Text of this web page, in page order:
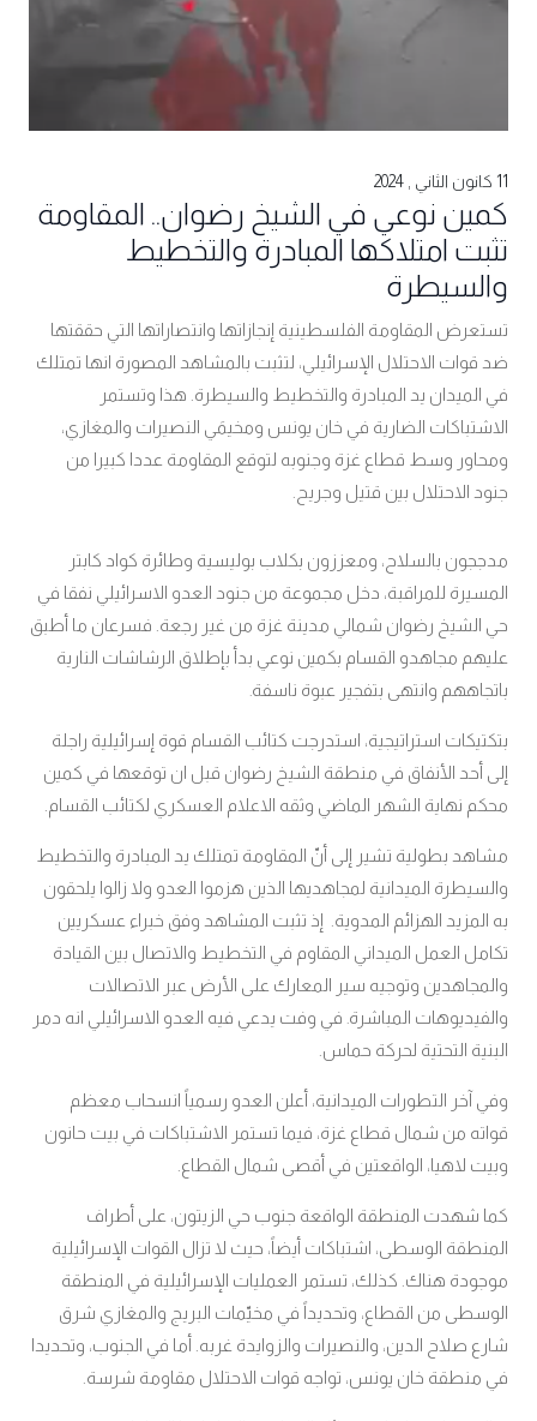
11 كانون الثاني , 2024
كمين نوعي في الشيخ رضوان.. المقاومة
تثبت امتلاكها المبادرة والتخطيط
والسيطرة
تستعرض المقاومة الفلسطينية إنجازاتها وانتصاراتها التي حققتها
ضد قوات الاحتلال الإسرائيلي، لتثبت بالمشاهد المصورة انها تمتلك
في الميدان يد المبادرة والتخطيط والسيطرة. هذا وتستمر
الاشتباكات الضارية في خان يونس ومخيمَي النصيرات والمغازي،
ومحاور وسط قطاع غزة وجنوبه لتوقع المقاومة عددا كبيرا من
جنود الاحتلال بين قتيل وجريح.
مدججون بالسلاح، ومعززون بكلاب بوليسية وطائرة كواد كابتر
المسيرة للمراقبة، دخل مجموعة من جنود العدو الاسرائيلي نفقا في
حي الشيخ رضوان شمالي مدينة غزة من غير رجعة. فسرعان ما أطبق
عليهم مجاهدو القسام بكمين نوعي بدأ بإطلاق الرشاشات النارية
باتجاههم وانتهى بتفجير عبوة ناسفة.
بتكتيكات استراتيجية، استدرجت كتائب القسام قوة إسرائيلية راجلة
إلى أحد الأنفاق في منطقة الشيخ رضوان قبل ان توقعها في كمين
محكم نهاية الشهر الماضي وثقه الاعلام العسكري لكتائب القسام.
مشاهد بطولية تشير إلى أنّ المقاومة تمتلك يد المبادرة والتخطيط
والسيطرة الميدانية لمجاهديها الذين هزموا العدو ولا زالوا يلحقون
به المزيد الهزائم المدوية. إذ تثبت المشاهد وفق خبراء عسكريين
تكامل العمل الميداني المقاوم في التخطيط والاتصال بين القيادة
والمجاهدين وتوجيه سير المعارك على الأرض عبر الاتصالات
والفيديوهات المباشرة. في وفت يدعي فيه العدو الاسرائيلي انه دمر
البنية التحتية لحركة حماس.
وفي آخر التطورات الميدانية، أعلن العدو رسمياً انسحاب معظم
قواته من شمال قطاع غزة، فيما تستمر الاشتباكات في بيت حانون
وبيت لاهيا، الواقعتين في أقصى شمال القطاع.
كما شهدت المنطقة الواقعة جنوب حي الزيتون، على أطراف
المنطقة الوسطى، اشتباكات أيضاً، حيث لا تزال القوات الإسرائيلية
موجودة هناك. كذلك، تستمر العمليات الإسرائيلية في المنطقة
الوسطى من القطاع، وتحديداً في مخيّمات البريج والمغازي شرق
شارع صلاح الدين، والنصيرات والزوايدة غربه. أما في الجنوب، وتحديدا
في منطقة خان يونس، تواجه قوات الاحتلال مقاومة شرسة.